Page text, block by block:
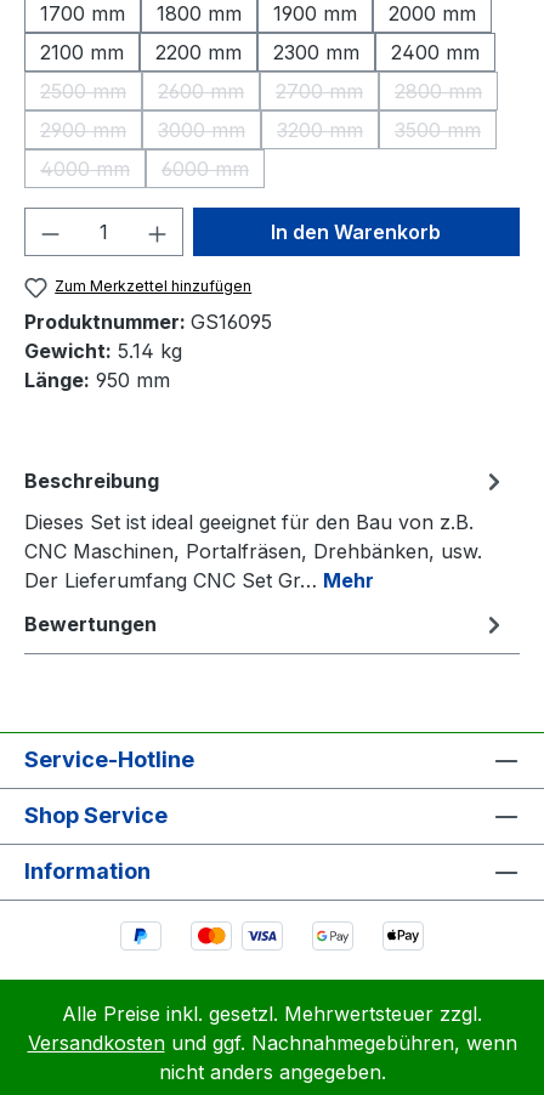
1700 mm
1800 mm 1900 mm
2000 mm
2100 mm
2200 mm 2300 mm
2400 mm
2500 mm
(Diese Option ist zurzeit nicht verfügbar.)
2600 mm
(Diese Option ist zurzeit nicht verfügbar.)
2700 mm
(Diese Option ist zurzeit
2800 mm
(Diese
2900 mm
(Diese Option ist zurzeit nicht verfügbar.)
3000 mm
(Diese Option ist zurzeit nicht verfügbar.)
3200 mm
(Diese Option ist zurzeit
3500 mm
(Diese
4000 mm
(Diese Option ist zurzeit nicht verfügbar.)
6000 mm
(Diese Option ist zurzeit nicht verfügbar.)
Produkt Anzahl: Gib denIn den Warenkorb
Zum Merkzettel hinzufügen
Produktnummer: GS16095
Gewicht: 5.14 kg
Länge: 950 mm
Beschreibung
Dieses Set ist ideal geeignet für den Bau von z.B.
CNC Maschinen, Portalfräsen, Drehbänken, usw.
Der Lieferumfang CNC Set Gr… Mehr
Bewertungen
Service-Hotline
Shop Service
Information
Alle Preise inkl. gesetzl. Mehrwertsteuer zzgl.
Versandkostenund ggf. Nachnahmegebühren, wenn
nicht anders angegeben.